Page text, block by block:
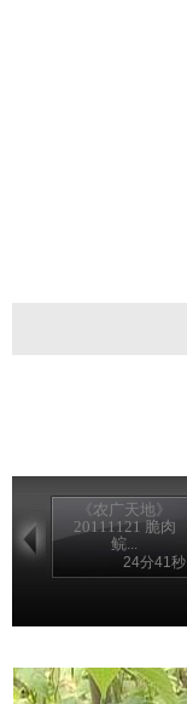
《农广天地》
20111121 脆肉
鲩...
24分41秒